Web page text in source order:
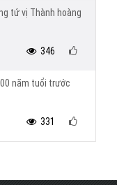
tứ vị Thành hoàng
346
năm tuổi trước
331